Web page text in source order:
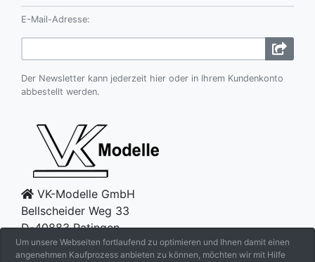
E-Mail-Adresse:
Der Newsletter kann jederzeit hier oder in Ihrem Kundenkonto
abbestellt werden.
VK-Modelle GmbH
Bellscheider Weg 33
D-40883 Ratingen
Telefon +49-2102-66921
Um unsere Webseiten fortlaufend zu optimieren und Ihnen damit einen
angenehmen Kaufprozess anbieten zu können, möchten wir mit Hilfe